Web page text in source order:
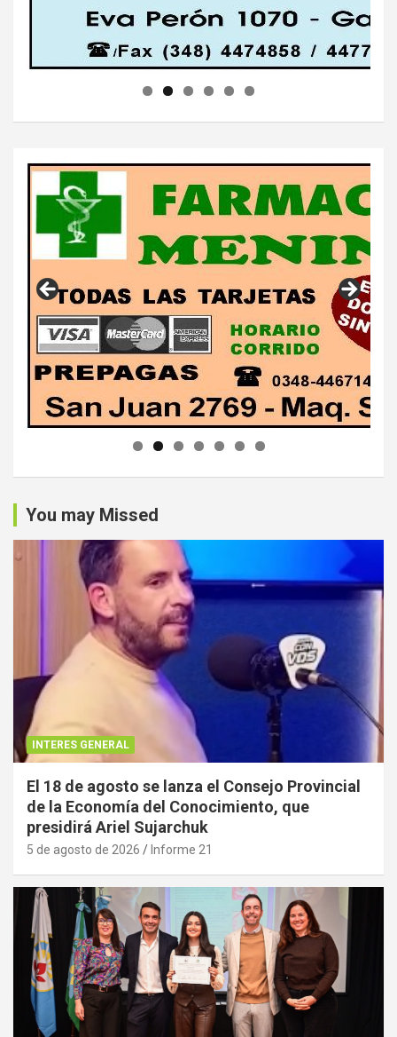
You may Missed
INTERES GENERAL
El 18 de agosto se lanza el Consejo Provincial
de la Economía del Conocimiento, que
presidirá Ariel Sujarchuk
5 de agosto de 2026 Informe 21